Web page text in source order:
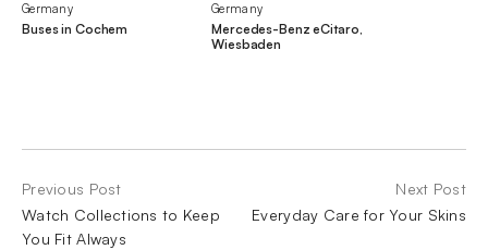
Germany
Buses in Cochem
Germany
Mercedes-Benz eCitaro,
Wiesbaden
Previous Post
Watch Collections to Keep
You Fit Always
Next Post
Everyday Care for Your Skins